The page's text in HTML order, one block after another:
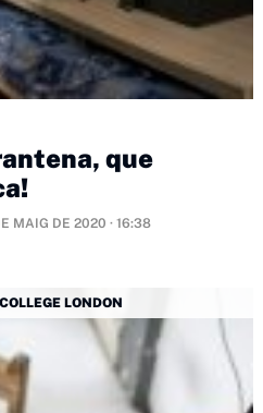
que
MAIG DE 2020 · 16:38
LONDON